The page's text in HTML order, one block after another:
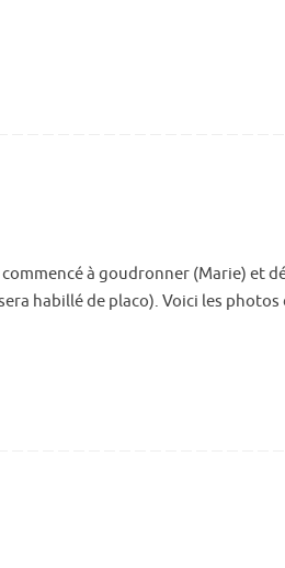
à goudronner (Marie) et
habillé de placo). Voici les photos